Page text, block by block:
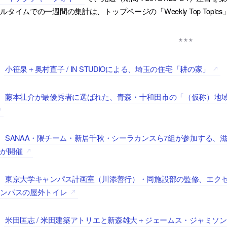
タイムでの一週間の集計は、トップページの「Weekly Top Topics
小笹泉＋奥村直子 / IN STUDIOによる、埼玉の住宅「耕の家」
藤本壮介が最優秀者に選ばれた、青森・十和田市の「（仮称）地
SANAA・隈チーム・新居千秋・シーラカンスら7組が参加する、
開催
東京大学キャンパス計画室（川添善行）・同施設部の監修、エ
パスの屋外トイレ
米田匡志 / 米田建築アトリエと新森雄大＋ジェームス・ジャミソ